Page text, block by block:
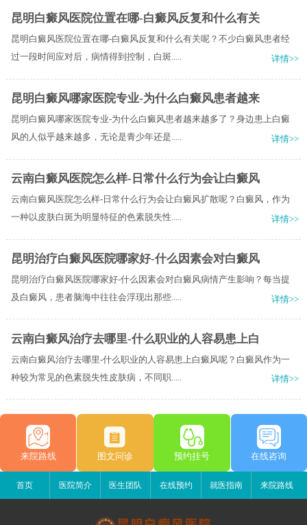
昆明白癜风医院位置在哪-白癜风反复和什么有关
昆明白癜风医院位置在哪-白癜风反复和什么有关呢？不少白癜风患者经
过一段时间应对后，病情得到控制，白斑.....
详情>>
昆明白癜风哪家医院专业-为什么白癜风患者越来
昆明白癜风哪家医院专业-为什么白癜风患者越来越多了？身边患上白癜
风的人似乎越来越多，无论是青少年还是.....
详情>>
云南白癜风医院怎么样-日常什么行为会让白癜风
云南白癜风医院怎么样-日常什么行为会让白癜风扩散呢？白癜风，作为
一种以皮肤白斑为明显特征的色素脱失性.....
详情>>
昆明治疗白癜风医院哪家好-什么因素会对白癜风
昆明治疗白癜风医院哪家好-什么因素会对白癜风病情产生影响？每当提
及白癜风，患者脑海中往往会浮现出那些.....
详情>>
云南白癜风治疗去哪里-什么职业的人容易患上白
云南白癜风治疗去哪里-什么职业的人容易患上白癜风呢？白癜风作为一
种较为常见的色素脱失性皮肤病，不同职.....
详情>>
来院路线 图文问诊 预约挂号 在线咨询
首页 医院简介 医生团队 在线预约 就医指南 来院路线